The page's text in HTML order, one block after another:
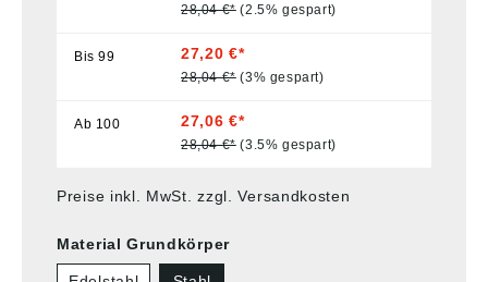
28,04 €* (2.5% gespart)
Bis99 27,20 €*
28,04 €* (3% gespart)
Ab 100 27,06 €*
28,04 €* (3.5% gespart)
Preise inkl. MwSt. zzgl. Versandkosten
Material Grundkörper